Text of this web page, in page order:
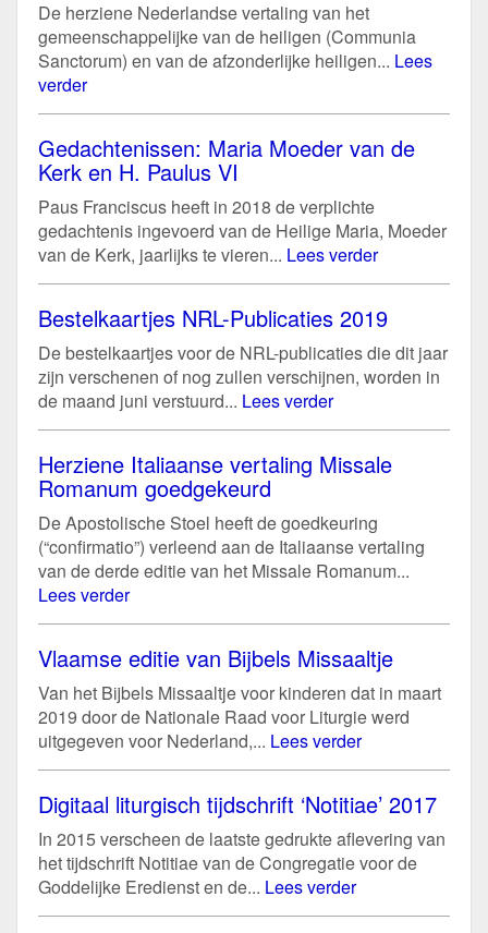
De herziene Nederlandse vertaling van het
gemeenschappelijke van de heiligen (Communia
Sanctorum) en van de afzonderlijke heiligen... Lees
verder
Gedachtenissen: Maria Moeder van de
Kerk en H. Paulus VI
Paus Franciscus heeft in 2018 de verplichte
gedachtenis ingevoerd van de Heilige Maria, Moeder
van de Kerk, jaarlijks te vieren... Lees verder
Bestelkaartjes NRL-Publicaties 2019
De bestelkaartjes voor de NRL-publicaties die dit jaar
zijn verschenen of nog zullen verschijnen, worden in
de maand juni verstuurd... Lees verder
Herziene Italiaanse vertaling Missale
Romanum goedgekeurd
De Apostolische Stoel heeft de goedkeuring
(“confirmatio”) verleend aan de Italiaanse vertaling
van de derde editie van het Missale Romanum...
Lees verder
Vlaamse editie van Bijbels Missaaltje
Van het Bijbels Missaaltje voor kinderen dat in maart
2019 door de Nationale Raad voor Liturgie werd
uitgegeven voor Nederland,... Lees verder
Digitaal liturgisch tijdschrift ‘Notitiae’ 2017
In 2015 verscheen de laatste gedrukte aflevering van
het tijdschrift Notitiae van de Congregatie voor de
Goddelijke Eredienst en de... Lees verder